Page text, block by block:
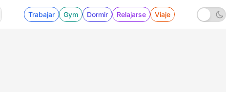
Trabajar Gym Dormir Relajarse Viaje